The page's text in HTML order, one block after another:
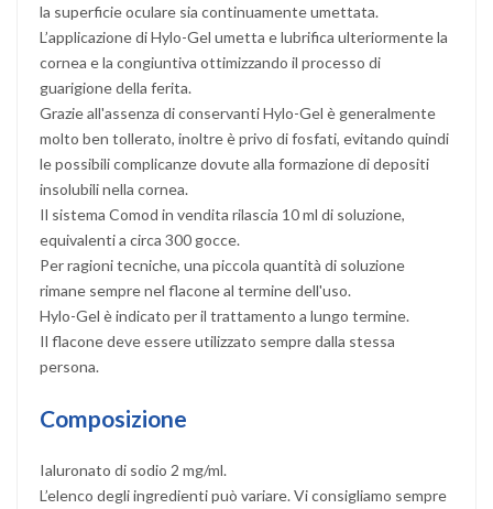
la superficie oculare sia continuamente umettata.
L’applicazione di Hylo-Gel umetta e lubrifica ulteriormente la
cornea e la congiuntiva ottimizzando il processo di
guarigione della ferita.
Grazie all'assenza di conservanti Hylo-Gel è generalmente
molto ben tollerato, inoltre è privo di fosfati, evitando quindi
le possibili complicanze dovute alla formazione di depositi
insolubili nella cornea.
Il sistema Comod in vendita rilascia 10 ml di soluzione,
equivalenti a circa 300 gocce.
Per ragioni tecniche, una piccola quantità di soluzione
rimane sempre nel flacone al termine dell'uso.
Hylo-Gel è indicato per il trattamento a lungo termine.
Il flacone deve essere utilizzato sempre dalla stessa
persona.
Composizione
Ialuronato di sodio 2 mg/ml.
L’elenco degli ingredienti può variare. Vi consigliamo sempre